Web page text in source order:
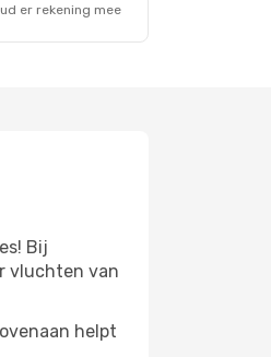
er rekening mee
Bij
vluchten van
helpt